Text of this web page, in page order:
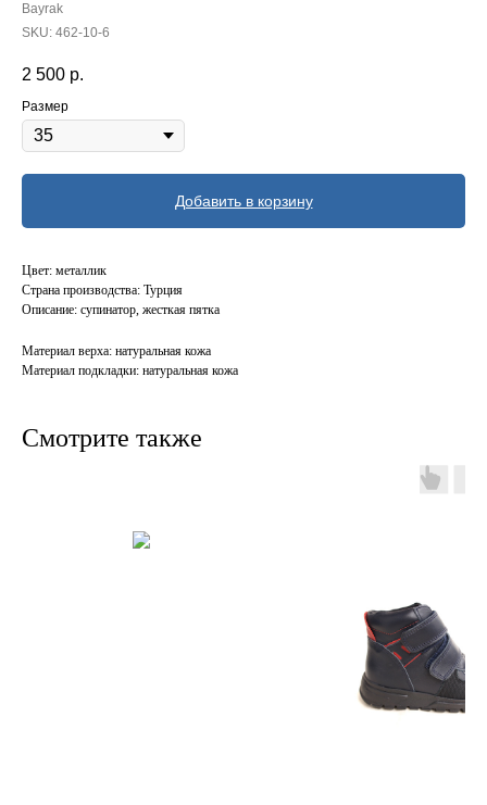
Bayrak
SKU: 462-10-6
2 500 р.
Размер
Добавить в корзину
Цвет: металлик
Страна производства: Турция
Описание: супинатор, жесткая пятка
Материал верха: натуральная кожа
Материал подкладки: натуральная кожа
Смотрите также